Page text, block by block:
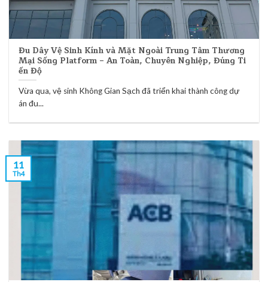
Đu Dây Vệ Sinh Kính và Mặt Ngoài Trung Tâm Thương
Mại Sống Platform – An Toàn, Chuyên Nghiệp, Đúng Ti
ến Độ
Vừa qua, vệ sinh Không Gian Sạch đã triển khai thành công dự
án đu...
11
Th4